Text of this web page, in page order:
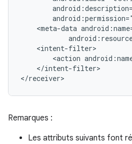
<meta-data
<action
</intent-filter>
</receiver>
Remarques :
Les attributs suivants font